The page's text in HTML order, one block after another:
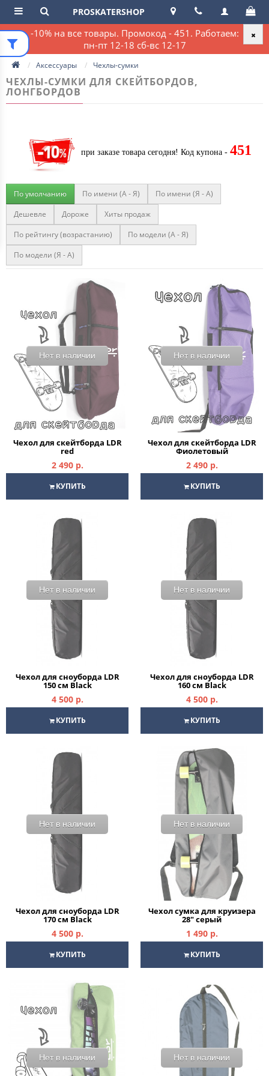
-10% на все товары. Промокод - 451. Работаем:
пн-пт 12-18 сб-вс 12-17
PROSKATERSHOP
Аксессуары Чехлы-сумки
ЧЕХЛЫ-СУМКИ ДЛЯ СКЕЙТБОРДОВ,
ЛОНГБОРДОВ
при заказе товара сегодня! Код купона - 451
По умолчанию По имени (A - Я)
По имени (Я - A)
Дешевле
Дороже
Хиты продаж
По рейтингу (возрастанию)
По модели (A - Я)
По модели (Я - A)
Нет в наличии
Чехол для скейтборда LDR
red
2 490 р.
КУПИТЬ
Нет в наличии
Чехол для скейтборда LDR
Фиолетовый
2 490 р.
КУПИТЬ
Нет в наличии
Чехол для сноуборда LDR
150 см Black
4 500 р.
КУПИТЬ
Нет в наличии
Чехол для сноуборда LDR
160 см Black
4 500 р.
КУПИТЬ
Нет в наличии
Чехол для сноуборда LDR
170 см Black
4 500 р.
КУПИТЬ
Нет в наличии
Чехол сумка для круизера
28" серый
1 490 р.
КУПИТЬ
Нет в наличии Нет в наличии